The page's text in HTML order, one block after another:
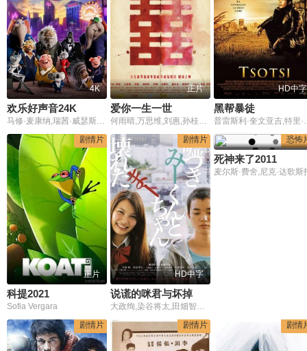
4K
欢乐好声音24K
马修·麦康纳,瑞茜·威瑟斯彭,塔伦·埃哲顿,斯嘉丽·约翰逊,托瑞·凯利,尼克·克罗尔
正片
爱你一生一世
何雨晴,万思维,刘惠,孙桂田,彭博
HD中字
黑帮暴徒
普雷斯利·奎文亚吉,特里·费托,肯尼思·恩科西,莫
剧情片
正片
科提2021
Sofia Vergara
剧情片
HD中字
大政绚,染谷将太,田畑智子,铃木京香
恐怖
死神来了2011
麦尔斯·费舍,尼克·达歌斯
剧情片 剧情片 剧情